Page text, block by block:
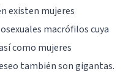
existen mujeres
macrófilos cuya
como mujeres
también son gigantas.